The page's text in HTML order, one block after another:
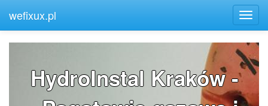
wefixux.pl
HydroInstal Kraków -